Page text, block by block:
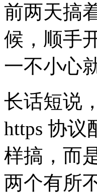
前两天搞
候，顺手
一不小心
长话短说
https 协议
样搞，而
两个有所